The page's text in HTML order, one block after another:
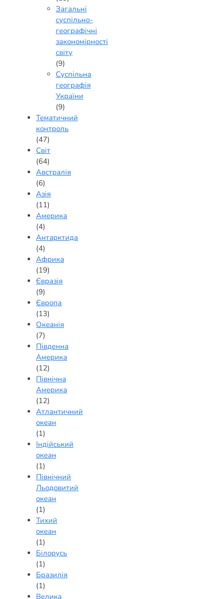
Загальні
суспільно-
географічні
закономірності
світу
(9)
Суспільна
географія
України
(9)
Тематичний
контроль
(47)
Світ
(64)
Австралія
(6)
Азія
(11)
Америка
(4)
Антарктида
(4)
Африка
(19)
Євразія
(9)
Європа
(13)
Океанія
(7)
Південна
Америка
(12)
Північна
Америка
(12)
Атлантичний
океан
(1)
Індійський
океан
(1)
Північний
Льодовитий
океан
(1)
Тихий
океан
(1)
Білорусь
(1)
Бразилія
(1)
Велика